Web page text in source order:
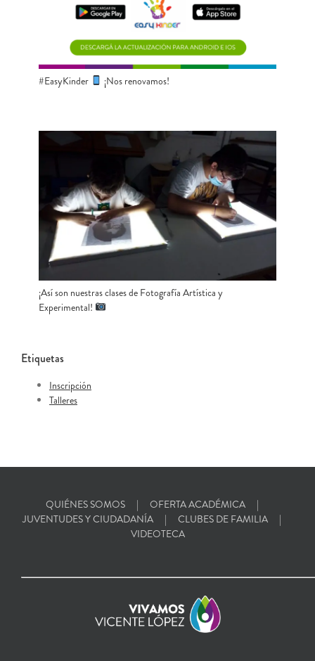
#EasyKinder ¡Nos renovamos!
¡Así son nuestras clases de Fotografía Artística y
Experimental!
Etiquetas
Inscripción
Talleres
QUIÉNES SOMOS
OFERTA ACADÉMICA
JUVENTUDES Y CIUDADANÍA
CLUBES DE FAMILIA
VIDEOTECA